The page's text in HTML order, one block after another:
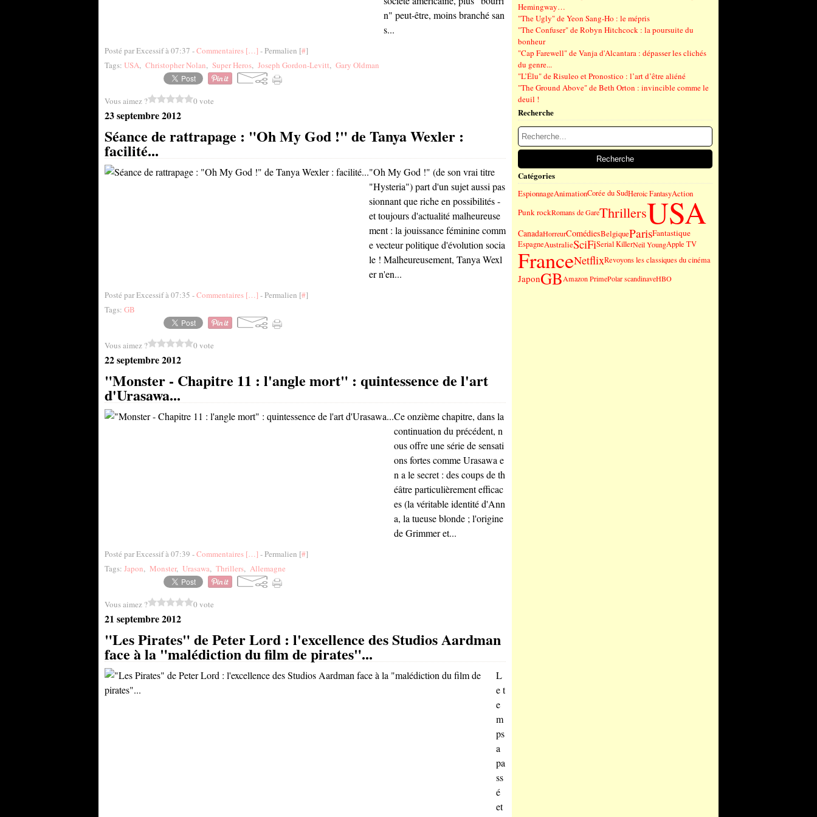
n" peut-être, moins branché san
s...
Posté par Excessif à 07:37 -Commentaires […] - Permalien [#]
Tags: USA, Christopher Nolan, Super Heros, Joseph Gordon-Levitt, Gary Oldman
Vous aimez ? 0 vote
23 septembre 2012
Séance de rattrapage : "Oh My God !" de Tanya Wexler :
facilité...
"Oh My God !" (de son vrai titre
"Hysteria") part d'un sujet aussi pas
sionnant que riche en possibilités -
et toujours d'actualité malheureuse
ment : la jouissance féminine comm
e vecteur politique d'évolution socia
le ! Malheureusement, Tanya Wexl
er n'en...
Posté par Excessif à 07:35 -Commentaires […] - Permalien [#]
Tags: GB
Vous aimez ? 0 vote
22 septembre 2012
"Monster - Chapitre 11 : l'angle mort" : quintessence de l'art
d'Urasawa...
Ce onzième chapitre, dans la
continuation du précédent, n
ous offre une série de sensati
ons fortes comme Urasawa e
n a le secret : des coups de th
éâtre particulièrement efficac
es (la véritable identité d'Ann
a, la tueuse blonde ; l'origine
de Grimmer et...
Posté par Excessif à 07:39 -Commentaires […] - Permalien [#]
Tags: Japon, Monster, Urasawa, Thrillers, Allemagne
Vous aimez ? 0 vote
21 septembre 2012
"Les Pirates" de Peter Lord : l'excellence des Studios Aardman
face à la "malédiction du film de pirates"...
L
e t
e
m
ps
a
pa
ss
é
et
Hemingway…
"The Ugly" de Yeon Sang-Ho : le mépris
"The Confuser" de Robyn Hitchcock : la poursuite du
bonheur
"Cap Farewell" de Vanja d'Alcantara : dépasser les clichés
du genre...
"L’Élu" de Risuleo et Pronostico : l’art d’être aliéné
"The Ground Above" de Beth Orton : invincible comme le
deuil !
Recherche
Catégories
EspionnageAnimationCorée du SudHeroic FantasyAction
Punk rockRomans de GareThrillersUSA
CanadaHorreurComédiesBelgiqueParisFantastique
EspagneAustralieSciFiSerial KillerNeil YoungApple TV
FranceNetflixRevoyons les classiques du cinéma
JaponGBAmazon PrimePolar scandinaveHBO